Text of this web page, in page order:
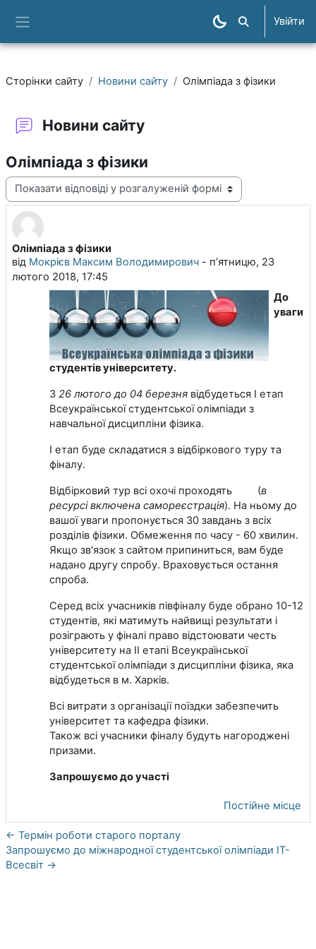
Пошук курсів
Увійти
Сторінки сайту Новини сайту Олімпіада з фізики
Новини сайту
Олімпіада з фізики
Тип показу
Олімпіада з фізики
від Мокрієв Максим Володимирович - пʼятницю, 23
лютого 2018, 17:45
Кількість відповідей: 0
До
уваги
студентів університету.
З 26 лютого до 04 березня відбудеться І етап
Всеукраїнської студентської олімпіади з
навчальної дисципліни фізика.
І етап буде складатися з відбіркового туру та
фіналу.
Відбірковий тур всі охочі проходять (в
ресурсі включена самореєстрація). На ньому до
вашої уваги пропонується 30 завдань з всіх
розділів фізики. Обмеження по часу - 60 хвилин.
Якщо зв'язок з сайтом припиниться, вам буде
надано другу спробу. Враховується остання
спроба.
Серед всіх учасників півфіналу буде обрано 10-12
студентів, які матимуть найвищі результати і
розіграють у фіналі право відстоювати честь
університету на ІІ етапі Всеукраїнської
студентської олімпіади з дисципліни фізика, яка
відбудеться в м. Харків.
Всі витрати з організації поїздки забезпечить
університет та кафедра фізики.
Також всі учасники фіналу будуть нагороджені
призами.
Запрошуємо до участі
Постійне місце
← Термін роботи старого порталу
Запрошуємо до міжнародної студентської олімпіади ІТ-
Всесвіт →